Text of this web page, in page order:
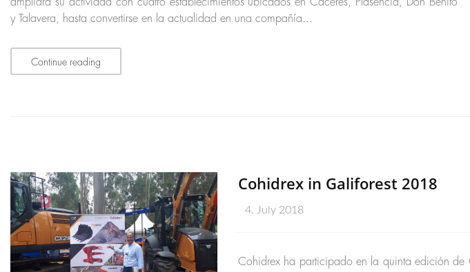
y Talavera, hasta convertirse en la actualidad en una compañía...
Continue reading
Cohidrex in Galiforest 2018
4. July 2018
Cohidrex ha participado en la quinta edición